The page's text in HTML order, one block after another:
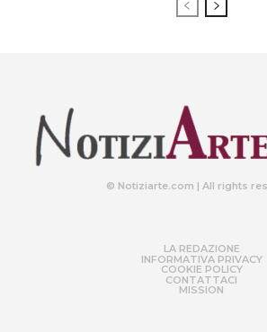
© Notiziarte.com | All rights
LA REDAZIONE
INFORMATIVA PRIVACY
COOKIE POLICY
CONTATTACI
MISSION